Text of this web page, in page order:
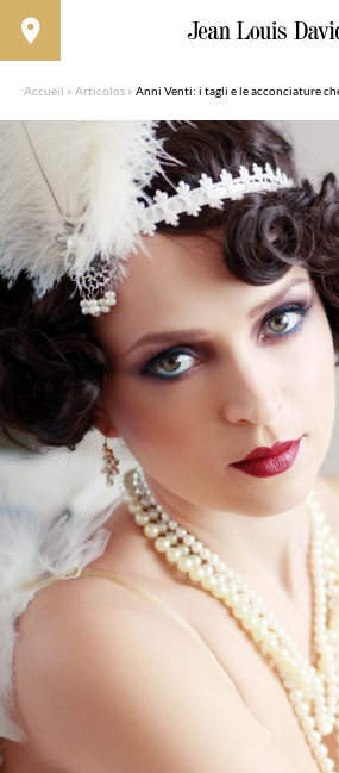
Accueil » Articolos » Anni Venti: i tagli e le acconciature